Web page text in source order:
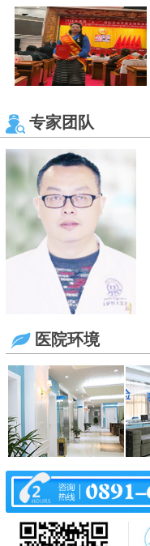
专家团队
医院环境